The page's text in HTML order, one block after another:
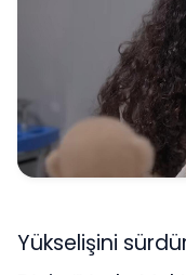
Yükselişini